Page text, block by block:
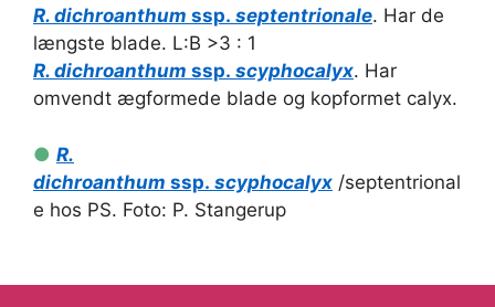
R. dichroanthum ssp. septentrionale. Har de
længste blade. L:B >3 : 1
R. dichroanthum ssp. scyphocalyx. Har
omvendt ægformede blade og kopformet calyx.
● R.
dichroanthum ssp. scyphocalyx /septentrional
e hos PS. Foto: P. Stangerup